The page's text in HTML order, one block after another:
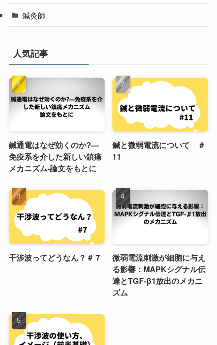
鍼灸師
人気記事
鍼通電はなぜ効くのか?—
免疫系を介した新しい鎮痛
メカニズム-論文をもとに
鍼と微弱電流について ＃
11
干渉波ってどうなん？＃７
微弱電流刺激が細胞に与え
る影響：MAPKシグナル伝
達とTGF-β1放出のメカニ
ズム